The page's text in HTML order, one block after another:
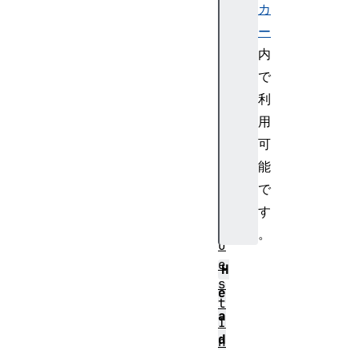
カ
ー
内
で
利
用
可
能
で
す
。
H
e
a
d
u
e
s
t
I
n